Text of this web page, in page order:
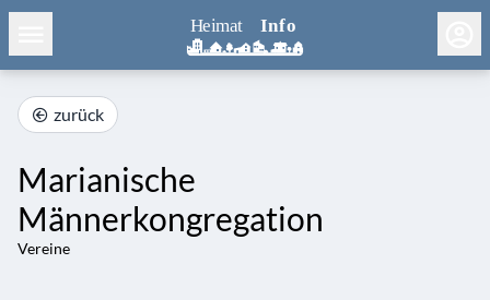
zurück
Marianische
Männerkongregation
Vereine